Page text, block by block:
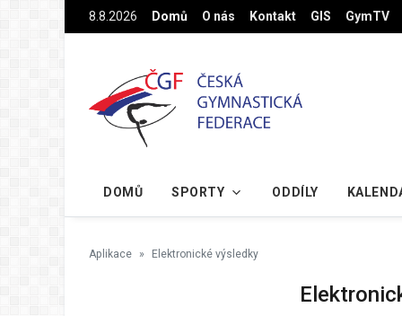
Na hlavní obsah8.8.2026 Domů O nás Kontakt GIS GymTV
DOMŮ SPORTY ODDÍLY
Aplikace Elektronické výsledky